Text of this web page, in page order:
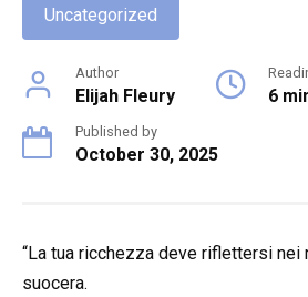
Uncategorized
Author
Elijah Fleury 6
Published by
October 30, 2025
“La tua ricchezza deve riflettersi nei
suocera.